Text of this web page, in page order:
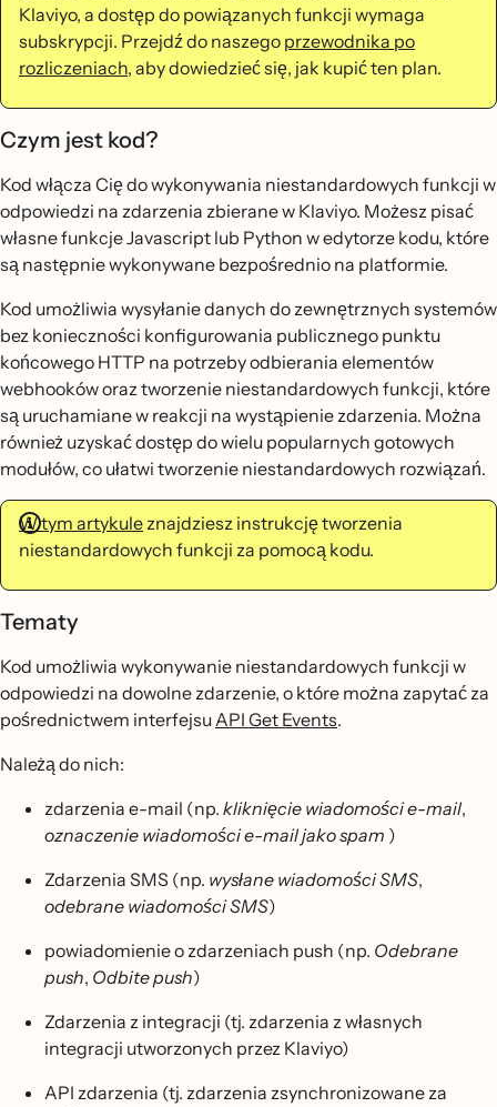
Klaviyo, a dostęp do powiązanych funkcji wymaga
subskrypcji. Przejdź do naszego przewodnika po
rozliczeniach, aby dowiedzieć się, jak kupić ten plan.
Czym jest kod?
Kod włącza Cię do wykonywania niestandardowych funkcji w
odpowiedzi na zdarzenia zbierane w Klaviyo. Możesz pisać
własne funkcje Javascript lub Python w edytorze kodu, które
są następnie wykonywane bezpośrednio na platformie.
Kod umożliwia wysyłanie danych do zewnętrznych systemów
bez konieczności konfigurowania publicznego punktu
końcowego HTTP na potrzeby odbierania elementów
webhooków oraz tworzenie niestandardowych funkcji, które
są uruchamiane w reakcji na wystąpienie zdarzenia. Można
również uzyskać dostęp do wielu popularnych gotowych
modułów, co ułatwi tworzenie niestandardowych rozwiązań.
W tym artykuleznajdziesz instrukcję tworzenia
niestandardowych funkcji za pomocą kodu.
Tematy
Kod umożliwia wykonywanie niestandardowych funkcji w
odpowiedzi na dowolne zdarzenie, o które można zapytać za
pośrednictwem interfejsuAPI Get Events.
Należą do nich:
zdarzenia e-mail (np. kliknięcie wiadomości e-mail,
oznaczenie wiadomości e-mail jako spam )
Zdarzenia SMS (np. wysłane wiadomości SMS,
odebrane wiadomości SMS)
powiadomienie o zdarzeniach push (np. Odebrane
push, Odbite push)
Zdarzenia z integracji (tj. zdarzenia z własnych
integracji utworzonych przez Klaviyo)
API zdarzenia (tj. zdarzenia zsynchronizowane za